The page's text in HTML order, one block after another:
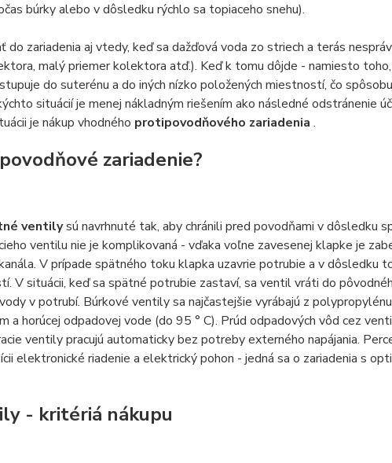
búrky alebo v dôsledku rýchlo sa topiaceho snehu).
do zariadenia aj vtedy, keď sa dažďová voda zo striech a terás
malý priemer kolektora atď.). Keď k tomu dôjde - namiesto
do suterénu a do iných nízko položených miestností, čo
situácií je menej nákladným riešením ako následné odstránenie
je nákup vhodného protipovodňového zariadenia .
zariadenie?
ventilysú navrhnuté tak, aby chránili pred povodňami v dôsledku
ventilu nie je komplikovaná - vďaka voľne zavesenej klapke je
V prípade spätného toku klapka uzavrie potrubie a v dôsledku
V situácii, keď sa spätné potrubie zastaví, sa ventil vráti do
v potrubí. Búrkové ventily sa najčastejšie vyrábajú z
a horúcej odpadovej vode (do 95 ° C). Prúd odpadových vôd cez
ventily pracujú automaticky bez potreby externého napájania.
elektronické riadenie a elektrický pohon - jedná sa o zariadenia s
- kritériá nákupu